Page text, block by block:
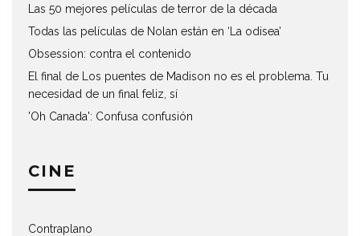
Las 50 mejores películas de terror de la década
Todas las películas de Nolan están en ‘La odisea’
Obsession: contra el contenido
El final de Los puentes de Madison no es el problema. Tu
necesidad de un final feliz, sí
'Oh Canada': Confusa confusión
CINE
Contraplano